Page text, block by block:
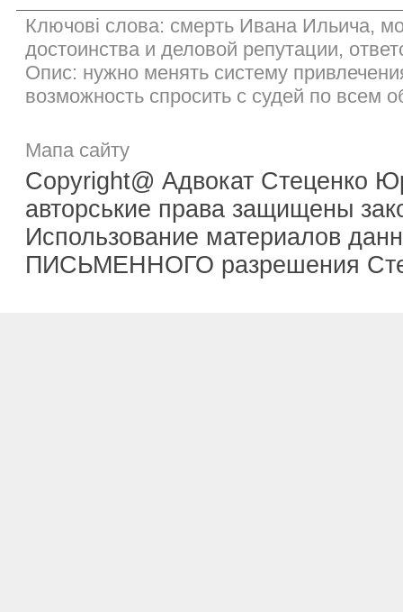
Ключові слова: смерть Ивана Ильича,
достоинства и деловой репутации,
Опис: нужно менять систему
возможность спросить с судей по всем
Мапа сайту
Copyright@ Адвокат Стеценко
авторськие права защищены
Использование материалов
ПИСЬМЕННОГО разрешения